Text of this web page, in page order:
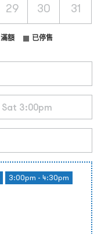
29 30 31
滿額 已停售
3:00pm - 4:30pm